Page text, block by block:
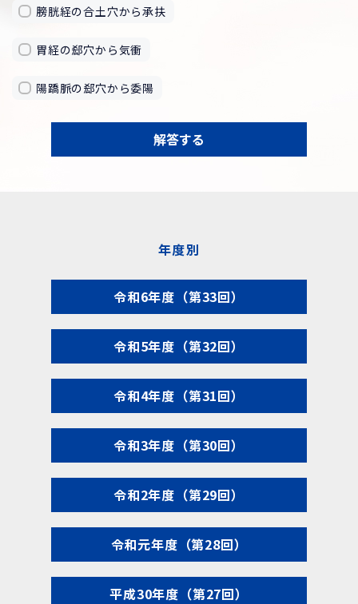
膀胱経の合土穴から承扶
胃経の郄穴から気衝
陽蹻脈の郄穴から委陽
解答する
年度別
令和6年度（第33回）
令和5年度（第32回）
令和4年度（第31回）
令和3年度（第30回）
令和2年度（第29回）
令和元年度（第28回）
平成30年度（第27回）